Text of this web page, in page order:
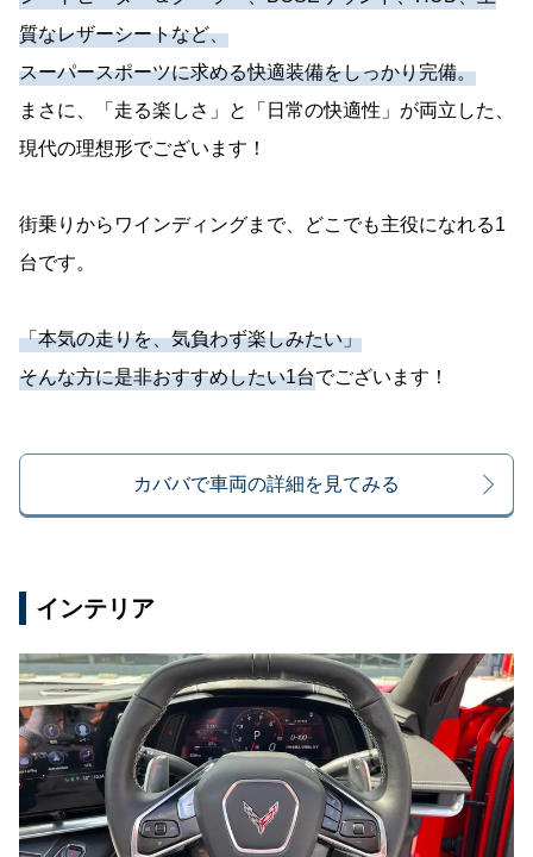
質なレザーシートなど、
スーパースポーツに求める快適装備をしっかり完備。
まさに、「走る楽しさ」と「日常の快適性」が両立した、
現代の理想形でございます！
街乗りからワインディングまで、どこでも主役になれる1
台です。
「本気の走りを、気負わず楽しみたい」
そんな方に是非おすすめしたい1台でございます！
カババで車両の詳細を見てみる
インテリア